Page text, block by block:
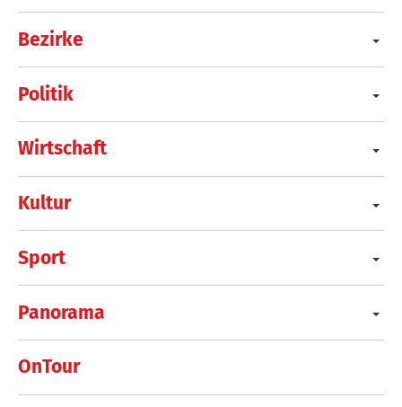
Bezirke
Politik
Wirtschaft
Kultur
Sport
Panorama
OnTour